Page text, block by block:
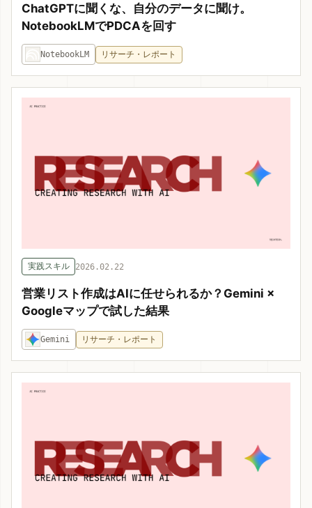
ChatGPTに聞くな、自分のデータに聞け。
NotebookLMでPDCAを回す
NotebookLM リサーチ・レポート
実践スキル 2026.02.22
営業リスト作成はAIに任せられるか？Gemini ×
Googleマップで試した結果
Gemini リサーチ・レポート